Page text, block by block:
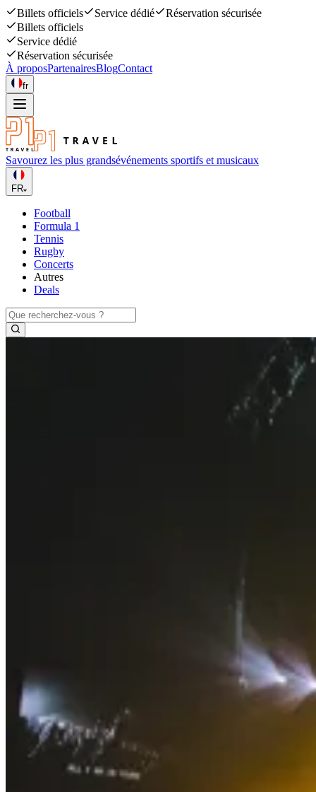
Billets officiels Service dédié
Réservation sécurisée
Billets officiels
Service dédié
Réservation sécurisée
À proposPartenairesBlogContact
fr
Savourez les plus grandsévénements sportifs et musicaux
FR
Football
Formula 1
Tennis
Rugby
Concerts
Autres
Deals